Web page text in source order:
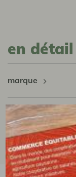
en détail
marque
tous les avis
(0 avis)